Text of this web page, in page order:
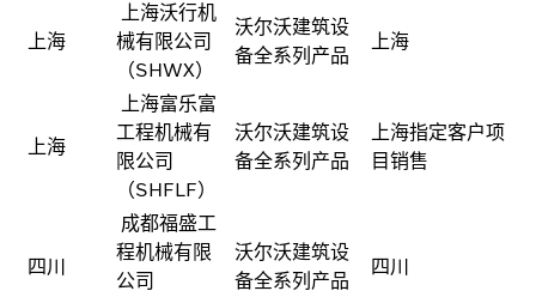
上海
上海沃行机
械有限公司
（SHWX）
沃尔沃建筑设
备全系列产品
上海
上海
上海富乐富
工程机械有
限公司
（SHFLF）
沃尔沃建筑设
备全系列产品
上海指定客户项
目销售
四川
成都福盛工
程机械有限
公司
沃尔沃建筑设
备全系列产品
四川